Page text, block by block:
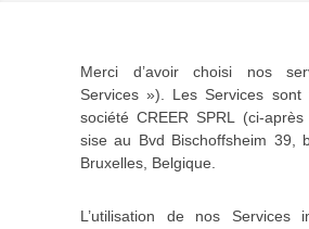
Merci d’avoir choisi nos
Services »). Les Services sont
société CREER SPRL (ci-après
sise au Bvd Bischoffsheim 39,
Bruxelles, Belgique.
L’utilisation de nos Services